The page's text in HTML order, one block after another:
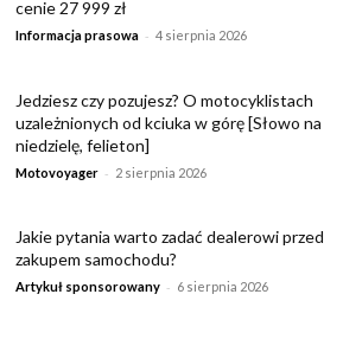
cenie 27 999 zł
Informacja prasowa - 4 sierpnia 2026
Jedziesz czy pozujesz? O motocyklistach
uzależnionych od kciuka w górę [Słowo na
niedzielę, felieton]
Motovoyager - 2 sierpnia 2026
Jakie pytania warto zadać dealerowi przed
zakupem samochodu?
Artykuł sponsorowany - 6 sierpnia 2026